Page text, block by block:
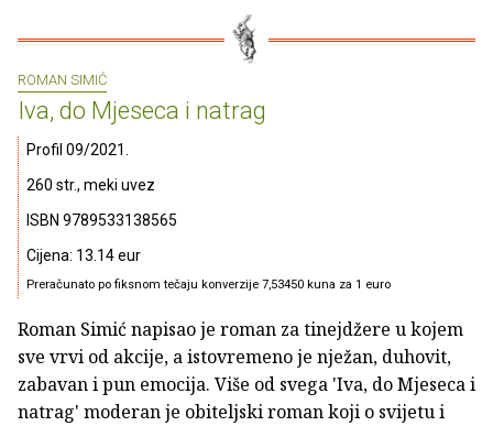
ROMAN SIMIĆ
Iva, do Mjeseca i natrag
Profil 09/2021.
260 str., meki uvez
ISBN 9789533138565
Cijena: 13.14 eur
Preračunato po fiksnom tečaju konverzije 7,53450 kuna za 1 euro
Roman Simić napisao je roman za tinejdžere u kojem
sve vrvi od akcije, a istovremeno je nježan, duhovit,
zabavan i pun emocija. Više od svega 'Iva, do Mjeseca i
natrag' moderan je obiteljski roman koji o svijetu i